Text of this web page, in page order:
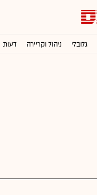
גלובלי ניהול וקריירה דעות